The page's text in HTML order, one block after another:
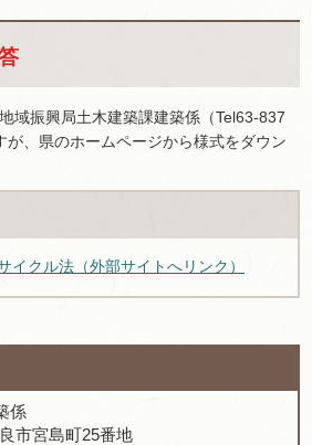
域振興局土木建築課建築係（Tel63-837
が、県のホームページから様式をダウン
イクル法（外部サイトへリンク）
係
市宮島町25番地